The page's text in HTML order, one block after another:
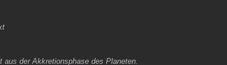
der Akkretionsphase des Planeten.